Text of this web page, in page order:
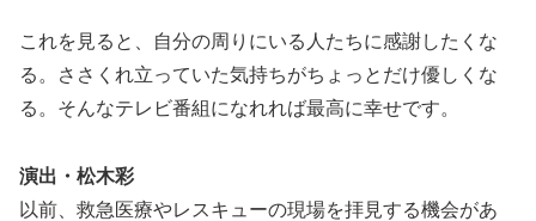
これを見ると、自分の周りにいる人たちに感謝したくな
る。ささくれ立っていた気持ちがちょっとだけ優しくな
る。そんなテレビ番組になれれば最高に幸せです。
演出・松木彩
以前、救急医療やレスキューの現場を拝見する機会があ